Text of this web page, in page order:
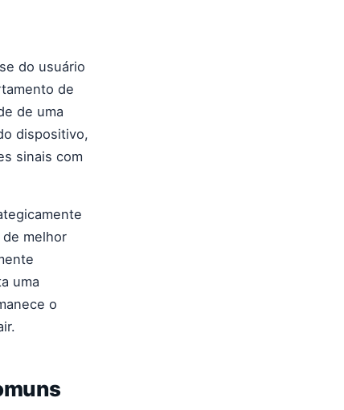
do usuário
de
de uma
dispositivo,
sinais com
melhor
uma
o